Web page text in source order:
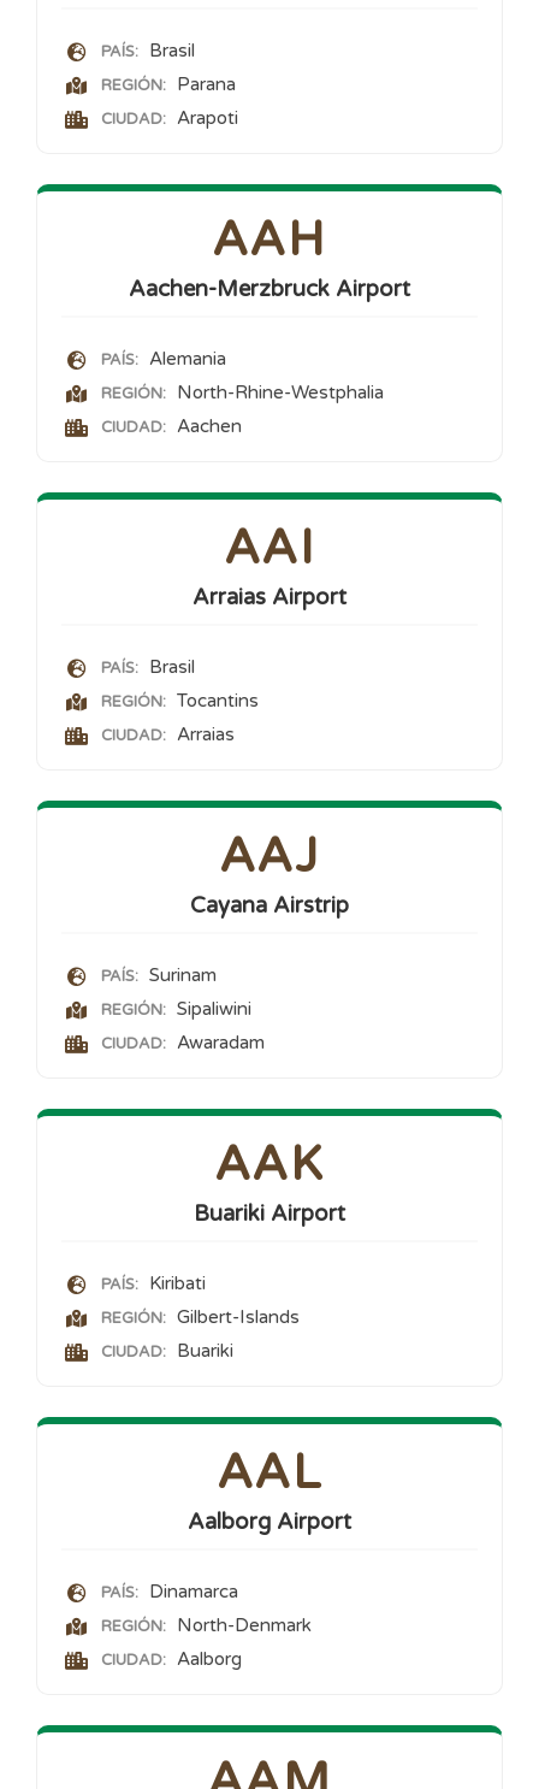
PAÍS: Brasil
REGIÓN: Parana
CIUDAD: Arapoti
AAH
Aachen-Merzbruck Airport
PAÍS: Alemania
REGIÓN: North-Rhine-Westphalia
CIUDAD: Aachen
AAI
Arraias Airport
PAÍS: Brasil
REGIÓN: Tocantins
CIUDAD: Arraias
AAJ
Cayana Airstrip
PAÍS: Surinam
REGIÓN: Sipaliwini
CIUDAD: Awaradam
AAK
Buariki Airport
PAÍS: Kiribati
REGIÓN: Gilbert-Islands
CIUDAD: Buariki
AAL
Aalborg Airport
PAÍS: Dinamarca
REGIÓN: North-Denmark
CIUDAD: Aalborg